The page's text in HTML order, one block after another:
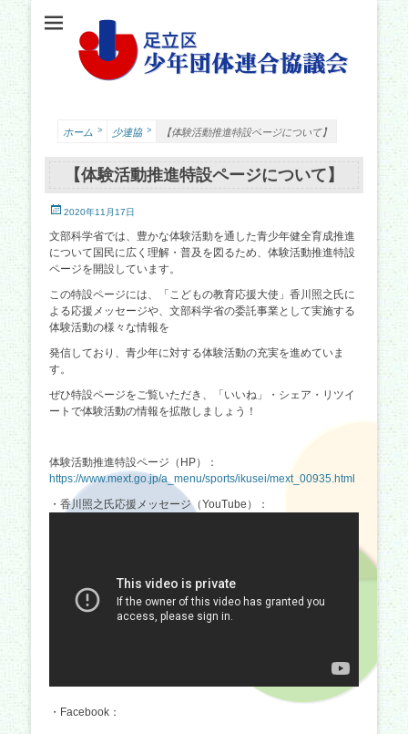
足立区少年団体連
合協議会
足立少年団体連合協議会（少連協）は、地域の力と行政をつなぐ役割を担い、足立
区の子どもたちの健やかな成長を願い、活動しています。
ホーム > 少連協 > 【体験活動推進特設ページについて】
【体験活動推進特設ページについて】
投
日
2020年11月17日
文部科学省では、豊かな体験活動を通した青少年健全育成推進
について国民に広く理解・普及を図るため、体験活動推進特設
ページを開設しています。
この特設ページには、「こどもの教育応援大使」香川照之氏に
よる応援メッセージや、文部科学省の委託事業として実施する
体験活動の様々な情報を
発信しており、青少年に対する体験活動の充実を進めていま
す。
ぜひ特設ページをご覧いただき、「いいね」・シェア・リツイ
ートで体験活動の情報を拡散しましょう！
体験活動推進特設ページ（HP）：
https://www.mext.go.jp/a_menu/sports/ikusei/mext_00935.html
・香川照之氏応援メッセージ（YouTube）：
・Facebook：